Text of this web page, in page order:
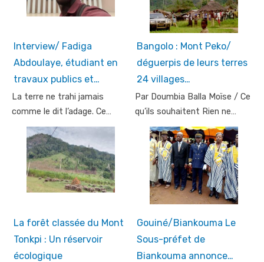
Interview/ Fadiga
Abdoulaye, étudiant en
travaux publics et…
La terre ne trahi jamais
comme le dit l’adage. Ce…
Bangolo : Mont Peko/
déguerpis de leurs terres
24 villages…
Par Doumbia Balla Moïse / Ce
qu’ils souhaitent Rien ne…
La forêt classée du Mont
Tonkpi : Un réservoir
écologique
Gouiné/Biankouma Le
Sous-préfet de
Biankouma annonce…